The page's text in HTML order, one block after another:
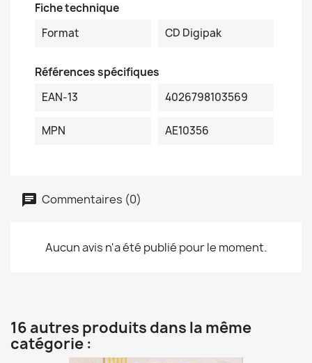
Fiche technique
Format
CD Digipak
Références spécifiques
EAN-13
4026798103569
MPN AE10356
Commentaires (0)
Aucun avis n'a été publié pour le moment.
16 autres produits dans la même
catégorie :